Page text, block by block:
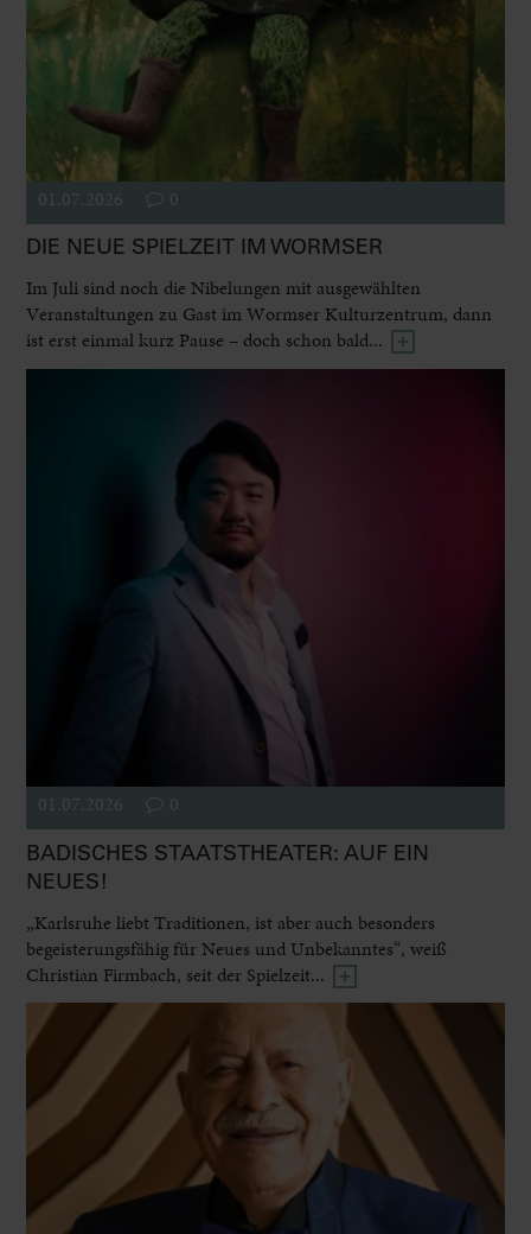
01.07.2026 0
DIE NEUE SPIELZEIT IM WORMSER
Im Juli sind noch die Nibelungen mit ausgewählten
Veranstaltungen zu Gast im Wormser Kulturzentrum, dann
ist erst einmal kurz Pause – doch schon bald...
01.07.2026 0
BADISCHES STAATSTHEATER: AUF EIN
NEUES!
„Karlsruhe liebt Traditionen, ist aber auch besonders
begeisterungsfähig für Neues und Unbekanntes“, weiß
Christian Firmbach, seit der Spielzeit...